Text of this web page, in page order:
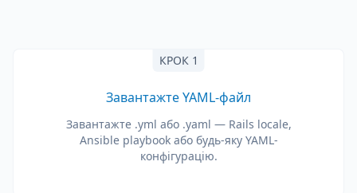
КРОК 1
Завантажте YAML-файл
Завантажте .yml або .yaml — Rails locale,
Ansible playbook або будь-яку YAML-
конфігурацію.